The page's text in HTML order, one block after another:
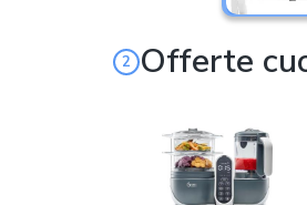
Offerte